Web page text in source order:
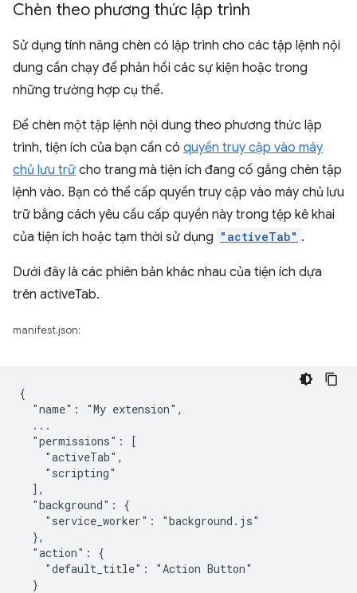
Chèn theo phương thức lập trình
Sử dụng tính năng chèn có lập trình cho các tập lệnh nội
dung cần chạy để phản hồi các sự kiện hoặc trong
những trường hợp cụ thể.
Để chèn một tập lệnh nội dung theo phương thức lập
trình, tiện ích của bạn cần có quyền truy cập vào máy
chủ lưu trữ cho trang mà tiện ích đang cố gắng chèn tập
lệnh vào. Bạn có thể cấp quyền truy cập vào máy chủ lưu
trữ bằng cách yêu cầu cấp quyền này trong tệp kê khai
của tiện ích hoặc tạm thời sử dụng "activeTab" .
Dưới đây là các phiên bản khác nhau của tiện ích dựa
trên activeTab.
manifest.json:
{
  "name": "My extension",
  ...
  "permissions": [
    "activeTab",
    "scripting"
  ],
  "background": {
    "service_worker": "background.js"
  },
  "action": {
    "default_title": "Action Button"
  }